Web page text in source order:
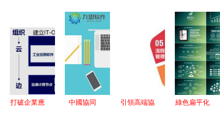
助手——安
卓1.0.2版
河東軟件園
下載指南
統安卓版下
載指南
v1.3最新版
與91手游網
服務解析
工具，助力
您的工作與
中國最具影
響力軟件和
信息服務企
業 技術實
力與行業賦
能的雙重認
打破企業應
中國協同
引領高端協
綠色扁平化